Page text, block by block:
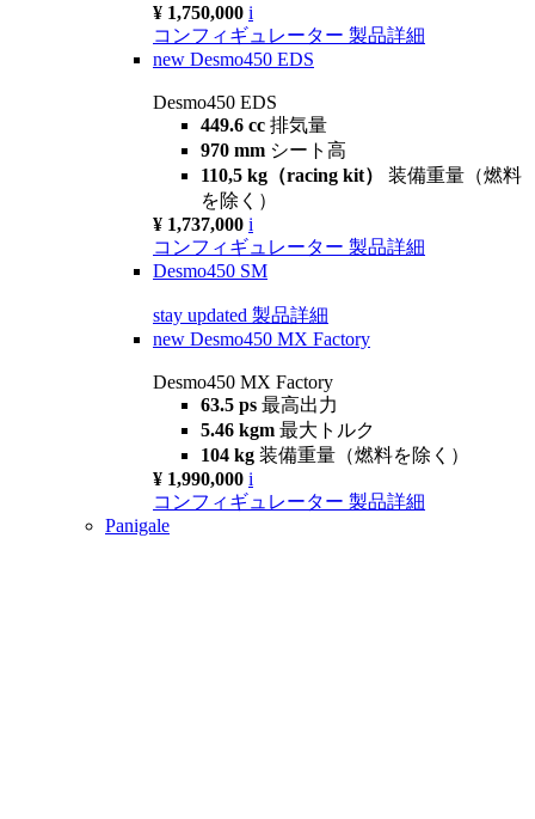
¥ 1,750,000 i
コンフィギュレーター 製品詳細
new Desmo450 EDS
Desmo450 EDS
449.6 cc 排気量
970 mm シート高
110,5 kg（racing kit） 装備重量（燃料
を除く）
¥ 1,737,000 i
コンフィギュレーター 製品詳細
Desmo450 SM
stay updated 製品詳細
new Desmo450 MX Factory
Desmo450 MX Factory
63.5 ps 最高出力
5.46 kgm 最大トルク
104 kg 装備重量（燃料を除く）
¥ 1,990,000 i
コンフィギュレーター 製品詳細
Panigale